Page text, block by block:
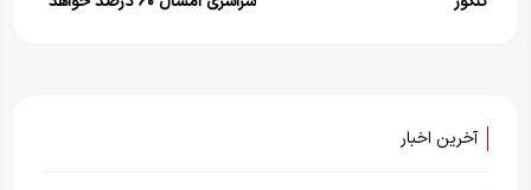
آخرین اخبار